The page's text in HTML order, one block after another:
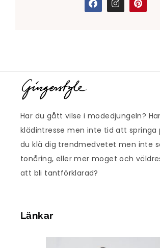
Har du gått vilse i modedjungeln?
klädintresse men inte tid att springa
du klä dig trendmedvetet men inte
tonåring, eller mer moget och
att bli tantförklarad?
Länkar